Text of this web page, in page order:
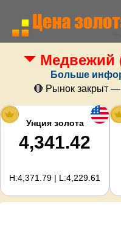
Для
Медвежий
Больше
🔴 Рынок закрыт —
Унция золота
4,341.42
H:4,371.79 | L:4,229.61